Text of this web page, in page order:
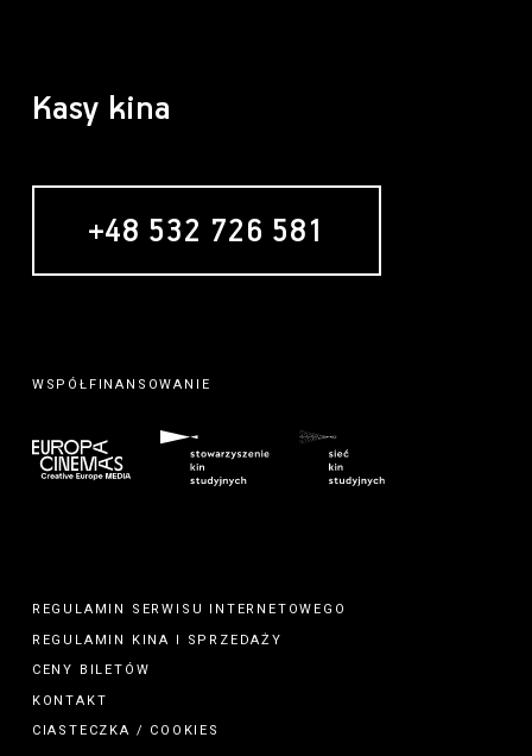
Kasy kina
+48 532 726 581
WSPÓŁFINANSOWANIE
REGULAMIN SERWISU INTERNETOWEGO
REGULAMIN KINA I
SPRZEDAŻY
CENY BILETÓW
KONTAKT
CIASTECZKA / COOKIES